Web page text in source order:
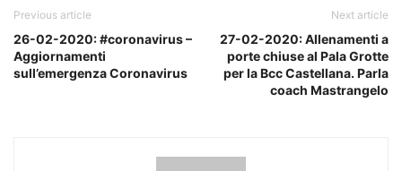
Previous article
26-02-2020: #coronavirus –
Aggiornamenti
sull’emergenza Coronavirus
Next article
27-02-2020: Allenamenti a
porte chiuse al Pala Grotte
per la Bcc Castellana. Parla
coach Mastrangelo